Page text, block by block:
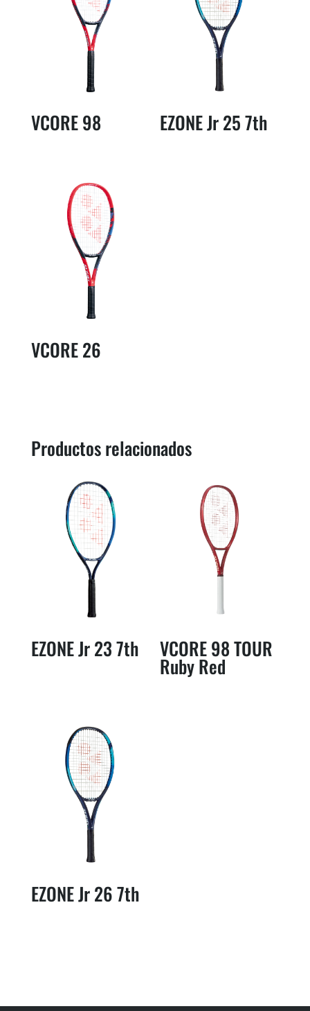
VCORE 98 EZONE Jr 25 7th
VCORE 26
Productos relacionados
EZONE Jr 23 7th VCORE 98 TOUR
Ruby Red
EZONE Jr 26 7th